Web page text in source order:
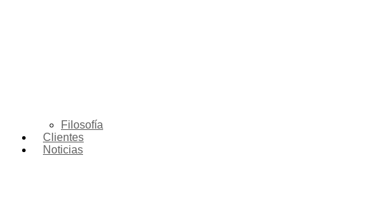
Filosofía
Clientes
Noticias